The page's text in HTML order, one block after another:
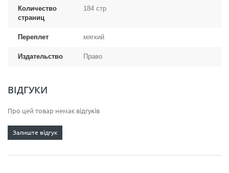
Количество
страниц
184 стр
Переплет мягкий
Издательство Право
ВІДГУКИ
Про цей товар немає відгуків
Залиште відгук